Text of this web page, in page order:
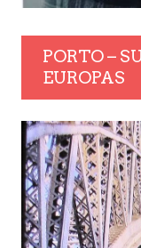
PORTO –
EUROPAS